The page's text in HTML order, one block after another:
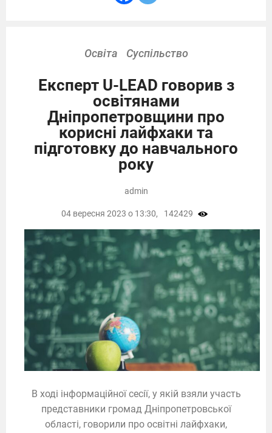
Освіта Суспільство
Експерт U-LEAD говорив з
освітянами
Дніпропетровщини про
корисні лайфхаки та
підготовку до навчального
року
В ході інформаційної сесії, у якій взяли участь
представники громад Дніпропетровської
області, говорили про освітні лайфхаки,
admin
04 вересня 2023 о 13:30, 142429